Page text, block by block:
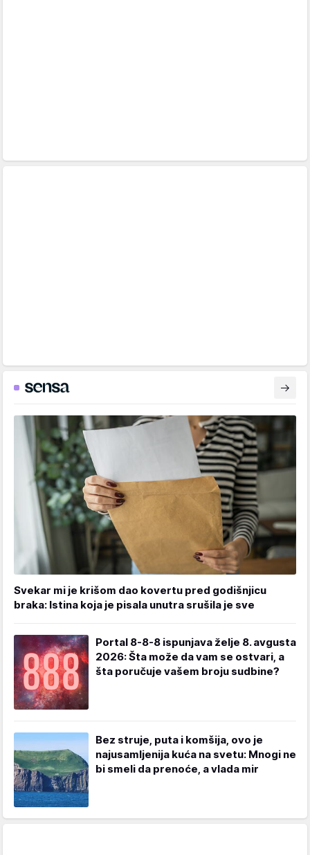
Svekar mi je krišom dao kovertu pred godišnjicu
braka: Istina koja je pisala unutra srušila je sve
Portal 8-8-8 ispunjava želje 8. avgusta
2026: Šta može da vam se ostvari, a
šta poručuje vašem broju sudbine?
Bez struje, puta i komšija, ovo je
najusamljenija kuća na svetu: Mnogi ne
bi smeli da prenoće, a vlada mir